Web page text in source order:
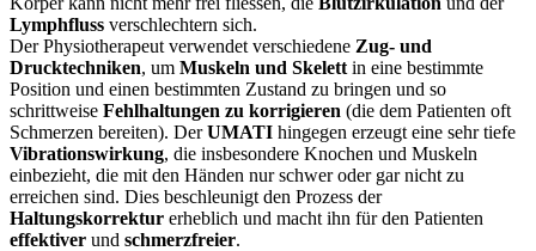
Lymphfluss verschlechtern sich.
Der Physiotherapeut verwendet verschiedene Zug- und
Drucktechniken, um Muskeln und Skelett in eine bestimmte
Position und einen bestimmten Zustand zu bringen und so
schrittweise Fehlhaltungen zu korrigieren (die dem Patienten oft
Schmerzen bereiten). DerUMATI hingegen erzeugt eine sehr tiefe
Vibrationswirkung, die insbesondere Knochen und Muskeln
einbezieht, die mit den Händen nur schwer oder gar nicht zu
erreichen sind. Dies beschleunigt den Prozess der
Haltungskorrektur erheblich und macht ihn für den Patienten
effektiver und schmerzfreier.